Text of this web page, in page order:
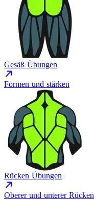
Gesäß Übungen
Formen und stärken
Rücken Übungen
Oberer und unterer Rücken